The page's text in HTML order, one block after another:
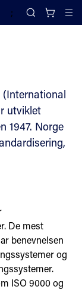
;
Search
utviklet
1947. Norge
De mest
benevnelsen
og
ISO 9000 og